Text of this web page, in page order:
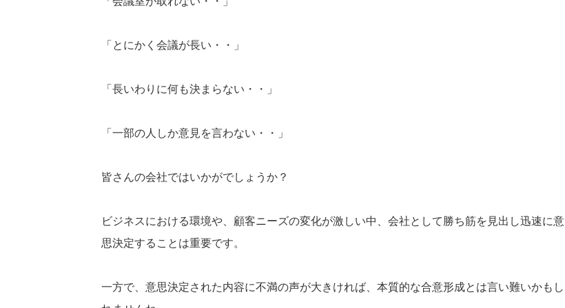
「とにかく会議が長い・・」
「長いわりに何も決まらない・・」
「一部の人しか意見を言わない・・」
皆さんの会社ではいかがでしょうか？
ビジネスにおける環境や、顧客ニーズの変化が激しい中、会社として勝ち筋を見出し迅速に意
思決定することは重要です。
一方で、意思決定された内容に不満の声が大きければ、本質的な合意形成とは言い難いかもし